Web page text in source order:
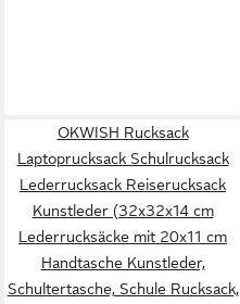
OKWISH Rucksack
Laptoprucksack Schulrucksack
Lederrucksack Reiserucksack
Kunstleder (32x32x14 cm
Lederrucksäcke mit 20x11 cm
Handtasche Kunstleder,
Schultertasche, Schule Rucksack,